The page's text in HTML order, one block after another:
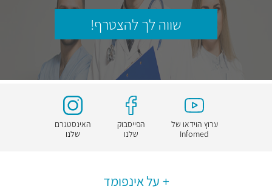
שווה לך להצטרף!
ערוץ הוידאו של
Infomed
הפייסבוק
שלנו
האינסטגרם
שלנו
על אינפומד